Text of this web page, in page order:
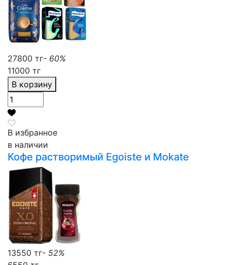
27800 тг- 60%
11000 тг
В корзину
В избранное
в наличии
Кофе растворимый Egoiste и Mokate
13550 тг- 52%